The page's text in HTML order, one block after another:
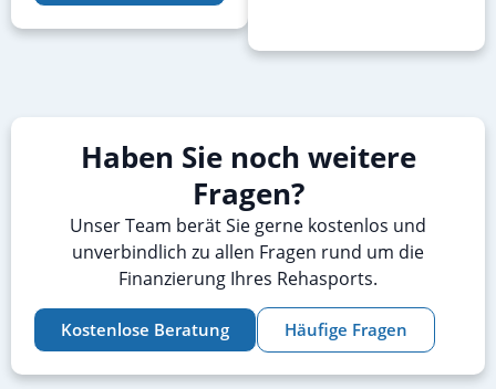
Haben Sie noch weitere
Fragen?
Unser Team berät Sie gerne kostenlos und
unverbindlich zu allen Fragen rund um die
Finanzierung Ihres Rehasports.
Kostenlose Beratung Häufige Fragen